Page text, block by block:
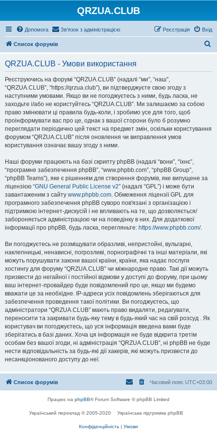
QRZUA.CLUB
Допомога Зв'язок з адміністрацією Вхід
Реєстрація
Список форумів
QRZUA.CLUB - Умови використання
Реєструючись на форумі “QRZUA.CLUB” (надалі “ми”, “наш”,
“QRZUA.CLUB”, “https://qrzua.club”), ви підтверджуєте свою згоду з
наступними умовами. Якщо ви не погоджуєтесь з ними, будь ласка, не
заходьте і/або не користуйтесь “QRZUA.CLUB”. Ми залишаємо за собою
право змінювати ці правила будь-коли, і зробимо усе для того, щоб
проінформувати вас про це, однак з вашої сторони було б розумно
переглядати періодично цей текст на предмет змін, оскільки користування
форумом “QRZUA.CLUB” після оновлення чи виправлення умов
користування означає вашу згоду з ними.
Наші форуми працюють на базі скрипту phpBB (надалі “вони”, “їхнє”,
“програмне забезпечення phpBB”, “www.phpbb.com”, “phpBB Group”,
“phpBB Teams”), яке є рішенням для створення форумів, яке випущене за
ліцензією “GNU General Public License v2” (надалі “GPL”) і може бути
завантаженим з сайту www.phpbb.com. Обмеження ліцензії GPL для
програмного забезпечення phpBB суворо пов'язані з організацією і
підтримкою інтернет-дискусій і не впливають на те, що дозволяється/
забороняється адміністрацією чи на поведінку в них. Для додаткової
інформації про phpBB, будь ласка, перегляньте: https://www.phpbb.com/.
Ви погоджуєтесь не розміщувати образливі, непристойні, вульгарні,
наклепницькі, ненависні, погрозливі, порнографічні та інші матеріали, які
можуть порушувати закони вашої країни, країни, яка надає послуги
хостингу для форуму “QRZUA.CLUB” чи міжнародне право. Такі дії можуть
призвести до негайної і постійної відмови у доступі до форуму, при цьому
ваш інтернет-провайдер буде повідомлений про це, якщо ми будемо
вважати це за необхідне. IP-адреси усіх повідомлень зберігаються для
забезпечення проведення такої політики. Ви погоджуєтесь, що
адміністратори “QRZUA.CLUB” мають право видаляти, редагувати,
переносити та закривати будь-яку тему в будь-який час на свій розсуд . Як
користувач ви погоджуєтесь, що уся інформація введена вами буде
зберігатись в базі даних. Хоча ця інформація не буде відкрита третім
особам без вашої згоди, ні адміністрація “QRZUA.CLUB”, ні phpBB не буде
нести відповідальність за будь-які дії хакерів, які можуть призвести до
несанкціонованого доступу до неї.
Список форумів Часовий пояс UTC+03:00
Працює на phpBB® Forum Software © phpBB Limited
Український переклад © 2005-2020 Українська підтримка phpBB
Конфіденційність | Умови